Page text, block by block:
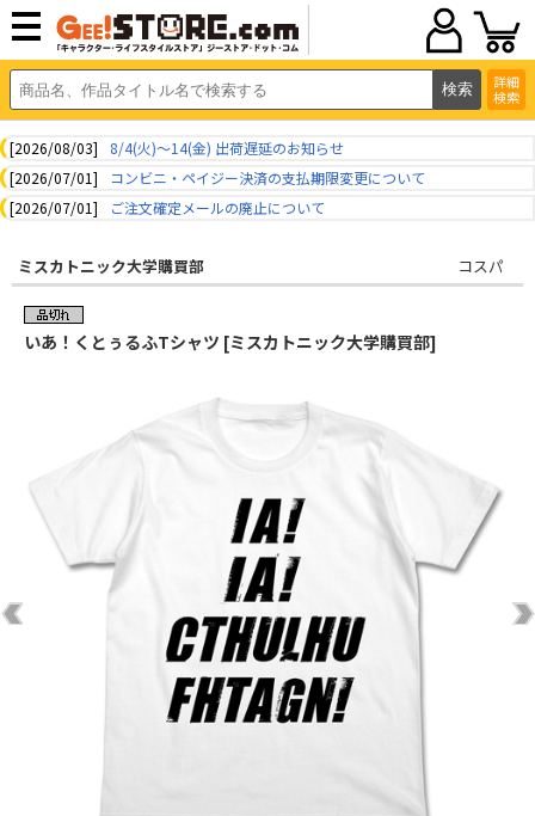
詳細
検索
[2026/08/03]
8/4(火)～14(金) 出荷遅延のお知らせ
[2026/07/01]
コンビニ・ペイジー決済の支払期限変更について
[2026/07/01]
ご注文確定メールの廃止について
ミスカトニック大学購買部 コスパ
いあ！くとぅるふTシャツ [ミスカトニック大学購買部]